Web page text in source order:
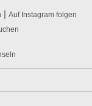
| Auf Instagram folgen